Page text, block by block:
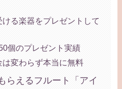
ける楽器をプレゼントして
個のプレゼント実績
は変わらず本当に無料
らえるフルート「アイ